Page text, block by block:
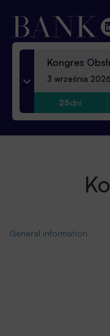
Kongres
3 września
25dni
General information